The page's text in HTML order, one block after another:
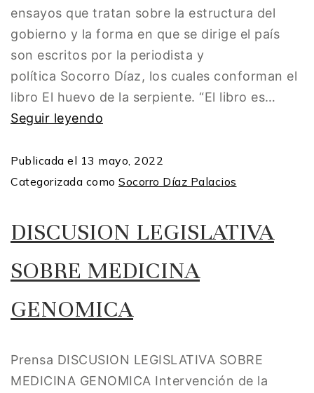
ensayos que tratan sobre la estructura del
gobierno y la forma en que se dirige el país
son escritos por la periodista y
política Socorro Díaz, los cuales conforman el
libro El huevo de la serpiente. “El libro es…
Seguir leyendo
Publicada el 13 mayo, 2022
Categorizada como Socorro Díaz Palacios
DISCUSION LEGISLATIVA
SOBRE MEDICINA
GENOMICA
Prensa DISCUSION LEGISLATIVA SOBRE
MEDICINA GENOMICA Intervención de la